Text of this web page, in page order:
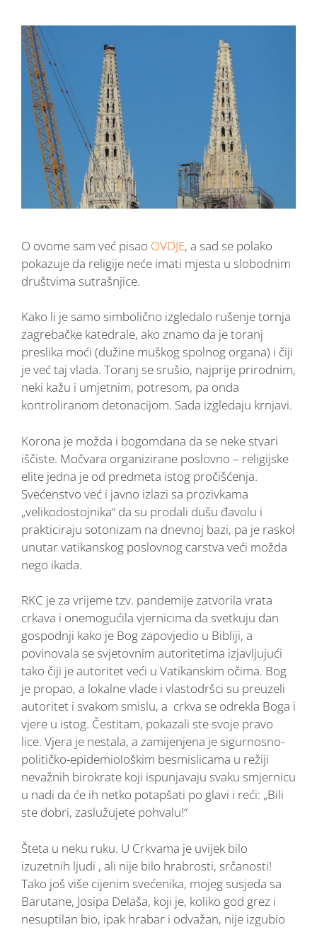
O ovome sam već pisao OVDJE, a sad se polako
pokazuje da religije neće imati mjesta u slobodnim
društvima sutrašnjice.
Kako li je samo simbolično izgledalo rušenje tornja
zagrebačke katedrale, ako znamo da je toranj
preslika moći (dužine muškog spolnog organa) i čiji
je već taj vlada. Toranj se srušio, najprije prirodnim,
neki kažu i umjetnim, potresom, pa onda
kontroliranom detonacijom. Sada izgledaju krnjavi.
Korona je možda i bogomdana da se neke stvari
iščiste. Močvara organizirane poslovno – religijske
elite jedna je od predmeta istog pročišćenja.
Svećenstvo već i javno izlazi sa prozivkama
„velikodostojnika“ da su prodali dušu đavolu i
prakticiraju sotonizam na dnevnoj bazi, pa je raskol
unutar vatikanskog poslovnog carstva veći možda
nego ikada.
RKC je za vrijeme tzv. pandemije zatvorila vrata
crkava i onemogućila vjernicima da svetkuju dan
gospodnji kako je Bog zapovjedio u Bibliji, a
povinovala se svjetovnim autoritetima izjavljujući
tako čiji je autoritet veći u Vatikanskim očima. Bog
je propao, a lokalne vlade i vlastodršci su preuzeli
autoritet i svakom smislu, a crkva se odrekla Boga i
vjere u istog. Čestitam, pokazali ste svoje pravo
lice. Vjera je nestala, a zamijenjena je sigurnosno-
političko-epidemiološkim besmislicama u režiji
nevažnih birokrate koji ispunjavaju svaku smjernicu
u nadi da će ih netko potapšati po glavi i reći: „Bili
ste dobri, zaslužujete pohvalu!“
Šteta u neku ruku. U Crkvama je uvijek bilo
izuzetnih ljudi , ali nije bilo hrabrosti, srčanosti!
Tako još više cijenim svećenika, mojeg susjeda sa
Barutane, Josipa Delaša, koji je, koliko god grez i
nesuptilan bio, ipak hrabar i odvažan, nije izgubio